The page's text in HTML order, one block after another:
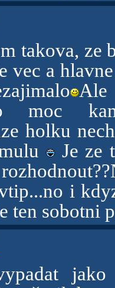
takova, ze
vec a
Ale
moc
holku
Je ze
i
ten sobotni
jako